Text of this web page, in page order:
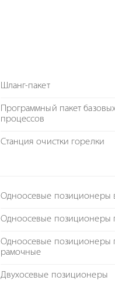
Шланг-пакет
Программный пакет
процессов
Станция очистки горелки
Одноосевые позиционеры
Одноосевые позиционеры
Одноосевые позиционеры
рамочные
Двухосевые позиционеры